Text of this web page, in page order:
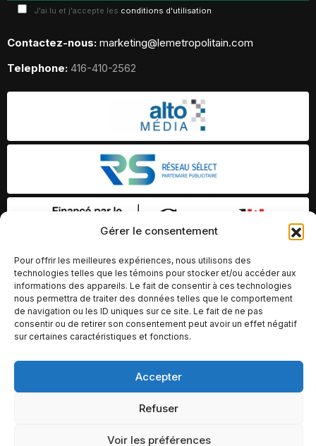
Gérer le consentement
Pour offrir les meilleures expériences, nous utilisons des
technologies telles que les témoins pour stocker et/ou accéder aux
informations des appareils. Le fait de consentir à ces technologies
nous permettra de traiter des données telles que le comportement
de navigation ou les ID uniques sur ce site. Le fait de ne pas
consentir ou de retirer son consentement peut avoir un effet négatif
sur certaines caractéristiques et fonctions.
Accepter
Refuser
Voir les préférences
J'ai lu et j'accepte les conditions d'utilisation
Contactez-nous: marketing@lemetropolitain.com
Telephone: 416-410-2562
© Copyright 2026 – Altomédia Inc |
Ce site internet a été conçu et développé par Chameleon Ideas